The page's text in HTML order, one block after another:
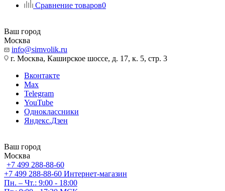
Сравнение товаров0
Ваш город
Москва
info@simvolik.ru
г. Москва, Каширское шоссе, д. 17, к. 5, стр. 3
Вконтакте
Max
Telegram
YouTube
Одноклассники
Яндекс.Дзен
Ваш город
Москва
+7 499 288-88-60
+7 499 288-88-60 Интернет-магазин
Пн. – Чт.: 9:00 - 18:00